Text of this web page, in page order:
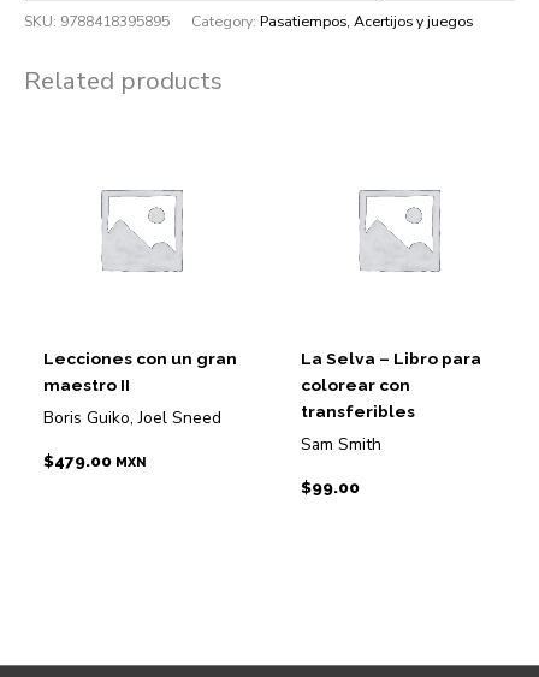
SKU: 9788418395895 Category: Pasatiempos, Acertijos y juegos
Related products
Lecciones con un gran
maestro II
Boris Guiko, Joel Sneed
$479.00 MXN
La Selva – Libro para
colorear con
transferibles
Sam Smith
$99.00